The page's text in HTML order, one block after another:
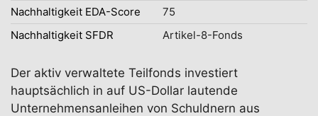
Nachhaltigkeit EDA-Score
75
Nachhaltigkeit SFDR
Artikel-8-Fonds
Der aktiv verwaltete Teilfonds investiert
hauptsächlich in auf US-Dollar lautende
Unternehmensanleihen von Schuldnern aus